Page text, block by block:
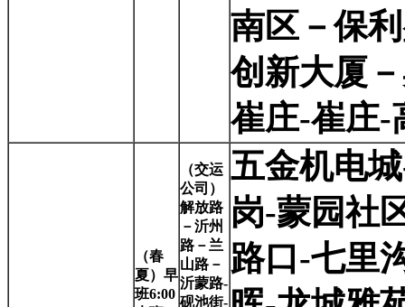
南区－保
创新大厦
崔庄-崔庄-
（春
夏）早
班6:00
（交运
公司）
解放路
－沂州
路－兰
山路－
沂蒙路-
砚池街-
五金机电
岗-蒙园社
路口-七里